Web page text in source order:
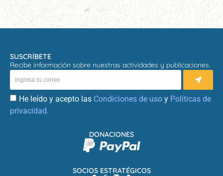
SUSCRÍBETE
Recibe información sobre nuestras actividades y publicaciones.
He leído y acepto las Condiciones de uso y Políticas de
privacidad.
SOCIOS ESTRATÉGICOS
DONACIONES